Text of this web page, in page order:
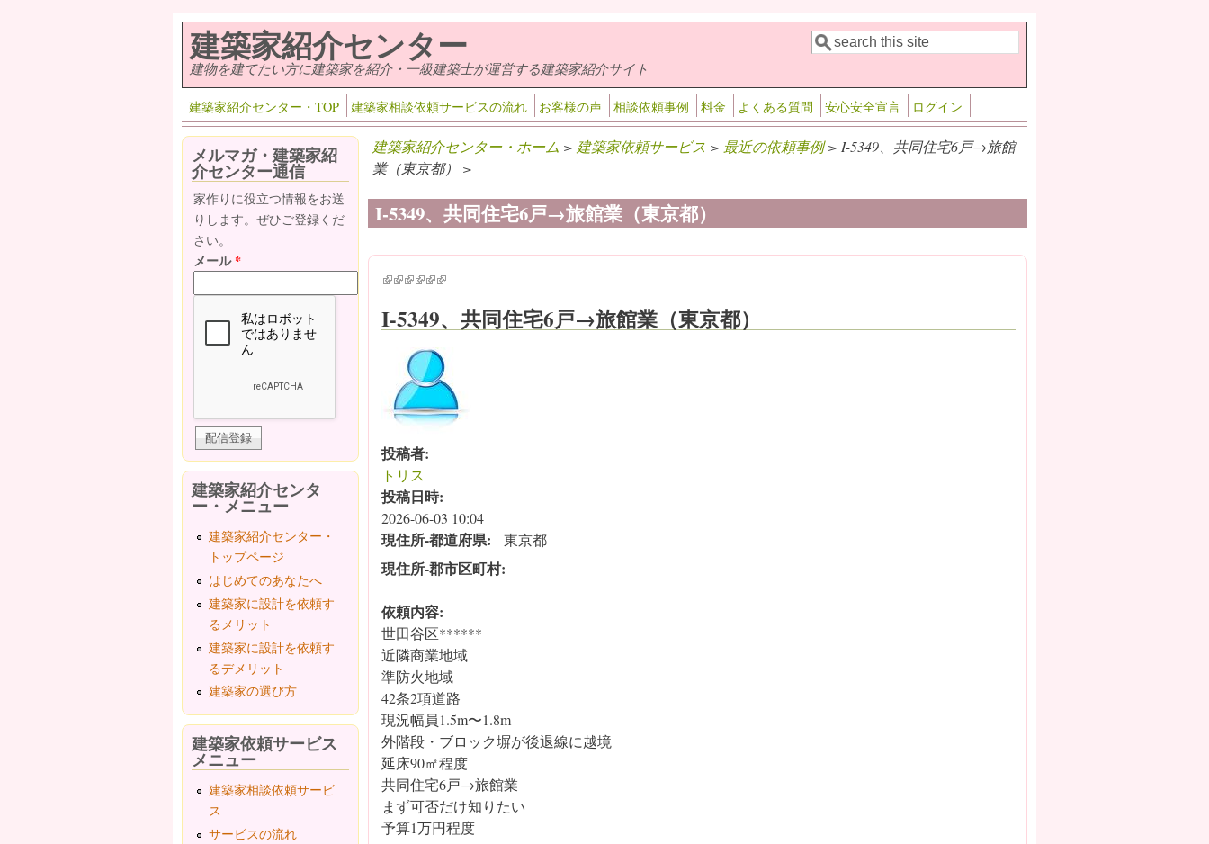
建築家紹介センター
建物を建てたい方に建築家を紹介・一級建築士が運営する建築家紹介サイト 検索フォーム
検索
建築家紹介センター・TOP 建築家相談依頼サービスの流れ お客様の声 相談依頼事例 料金 よくある質問 安心安全宣言 ログイン
建築家紹介センター・ホーム > 建築家依頼サービス > 最近の依頼事例> I-5349、共同住宅6戸→旅館
業（東京都） >
I-5349、共同住宅6戸→旅館業（東京都）
(link is external)
(link is external)
(link is external)
(link is external)
(link is external)
(link is external)
I-5349、共同住宅6戸→旅館業（東京都）
投稿者:
トリス
投稿日時:
2026-06-03 10:04
現住所‐都道府県: 東京都
現住所‐郡市区町村:
依頼内容:
世田谷区******
近隣商業地域
準防火地域
42条2項道路
現況幅員1.5m〜1.8m
外階段・ブロック塀が後退線に越境
延床90㎡程度
共同住宅6戸→旅館業
まず可否だけ知りたい
予算1万円程度
メルマガ・建築家紹
介センター通信
家作りに役立つ情報をお送
りします。ぜひご登録くだ
さい。
メール*
建築家紹介センタ
ー・メニュー
建築家紹介センター・
トップページ
はじめてのあなたへ
建築家に設計を依頼す
るメリット
建築家に設計を依頼す
るデメリット
建築家の選び方
建築家依頼サービス
メニュー
建築家相談依頼サービ
ス
サービスの流れ